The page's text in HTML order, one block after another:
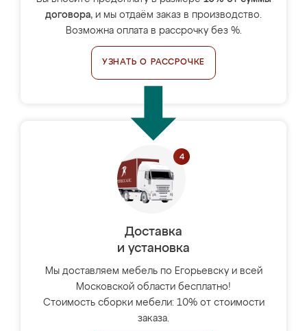
договора, и мы отдаём заказ в производство.
Возможна оплата в рассрочку без %.
УЗНАТЬ О РАССРОЧКЕ
Доставка
и установка
Мы доставляем мебель по Егорьевску и всей
Московской области бесплатно!
Стоимость сборки мебели: 10% от стоимости
заказа.